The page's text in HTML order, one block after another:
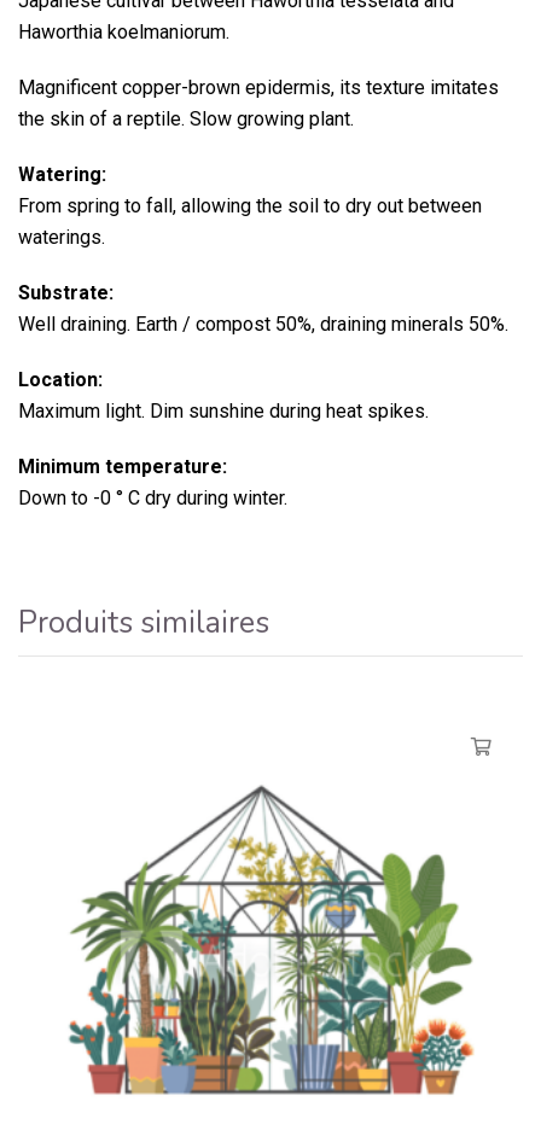
Haworthia koelmaniorum.
Magnificent copper-brown epidermis, its texture imitates
the skin of a reptile. Slow growing plant.
Watering:
From spring to fall, allowing the soil to dry out between
waterings.
Substrate:
Well draining. Earth / compost 50%, draining minerals 50%.
Location:
Maximum light. Dim sunshine during heat spikes.
Minimum temperature:
Down to -0 ° C dry during winter.
Produits similaires